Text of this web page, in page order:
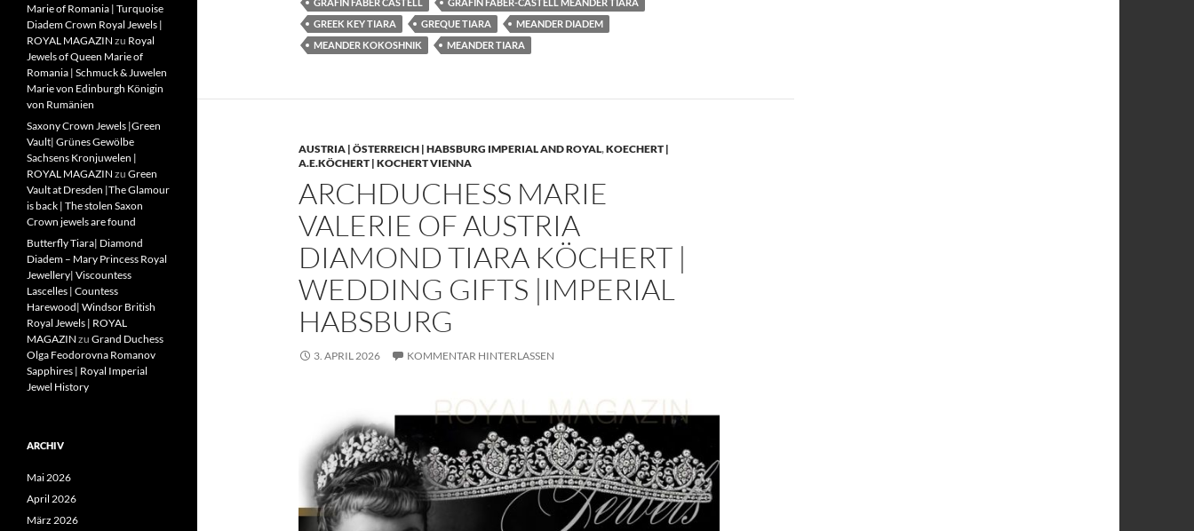
GREEK KEY TIARA
GREQUE TIARA
MEANDER DIADEM
MEANDER KOKOSHNIK
MEANDER TIARA
AUSTRIA | ÖSTERREICH | HABSBURG IMPERIAL AND ROYAL,KOECHERT |
A.E.KÖCHERT | KOCHERT VIENNA
ARCHDUCHESS MARIE
VALERIE OF AUSTRIA
DIAMOND TIARA KÖCHERT |
WEDDING GIFTS |IMPERIAL
HABSBURG
3. APRIL 2026 KOMMENTAR HINTERLASSEN
Marie of Romania | Turquoise
Diadem Crown Royal Jewels |
ROYAL MAGAZIN zu Royal
Jewels of Queen Marie of
Romania | Schmuck & Juwelen
Marie von Edinburgh Königin
von Rumänien
Saxony Crown Jewels |Green
Vault| Grünes Gewölbe
Sachsens Kronjuwelen |
ROYAL MAGAZIN zu Green
Vault at Dresden |The Glamour
is back | The stolen Saxon
Crown jewels are found
Butterfly Tiara| Diamond
Diadem – Mary Princess Royal
Jewellery| Viscountess
Lascelles | Countess
Harewood| Windsor British
Royal Jewels | ROYAL
MAGAZIN zu Grand Duchess
Olga Feodorovna Romanov
Sapphires | Royal Imperial
Jewel History
ARCHIV
Mai 2026
April 2026
März 2026